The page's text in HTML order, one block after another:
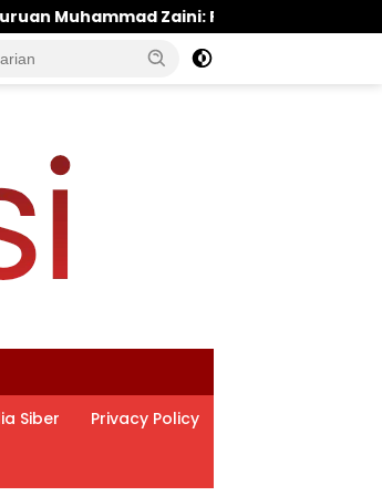
yang Selalu Hadir di Tengah
Siber Privacy Policy